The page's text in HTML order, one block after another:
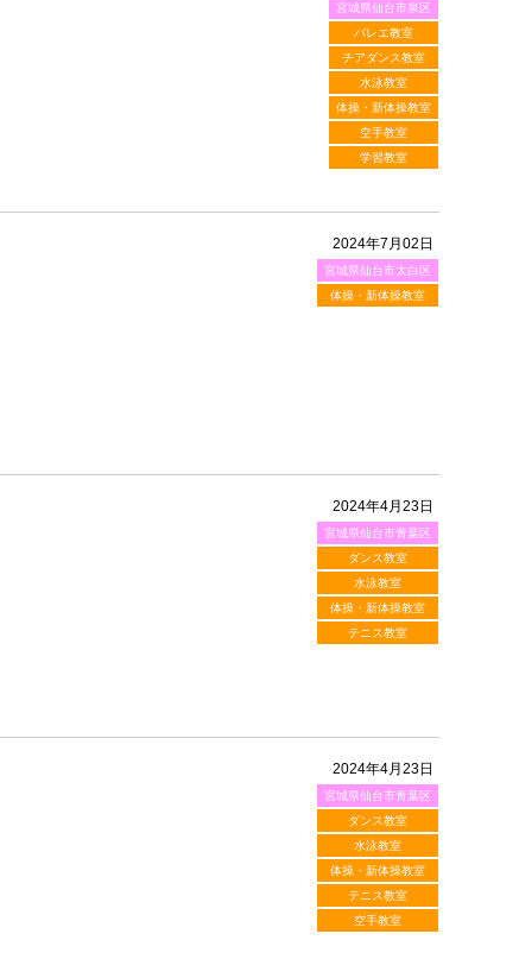
宮城県仙台市泉区
バレエ教室
チアダンス教室
水泳教室
体操・新体操教室
空手教室
学習教室
2024年7月02日
宮城県仙台市太白区
体操・新体操教室
2024年4月23日
宮城県仙台市青葉区
ダンス教室
水泳教室
体操・新体操教室
テニス教室
2024年4月23日
宮城県仙台市青葉区
ダンス教室
水泳教室
体操・新体操教室
テニス教室
空手教室